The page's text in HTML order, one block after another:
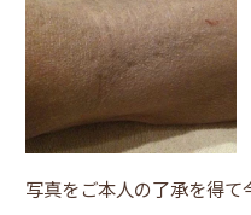
写真をご本人の了承を得て